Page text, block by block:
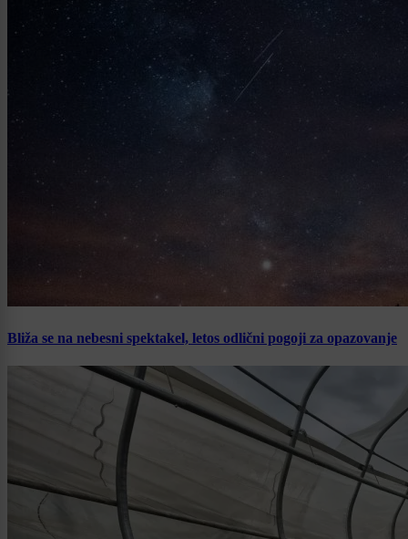
Bliža se na nebesni spektakel, letos odlični pogoji za opazovanje